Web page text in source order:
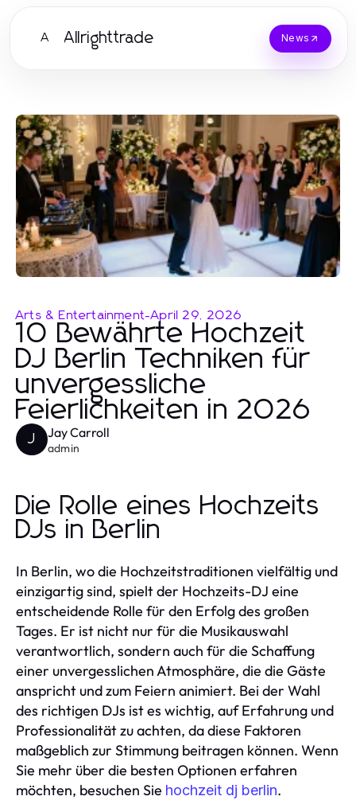
A Allrighttrade News
Arts & Entertainment-April 29, 2026
10 Bewährte Hochzeit
DJ Berlin Techniken für
unvergessliche
Feierlichkeiten in 2026
J Jay Carroll
admin
Die Rolle eines Hochzeits
DJs in Berlin
In Berlin, wo die Hochzeitstraditionen vielfältig und
einzigartig sind, spielt der Hochzeits-DJ eine
entscheidende Rolle für den Erfolg des großen
Tages. Er ist nicht nur für die Musikauswahl
verantwortlich, sondern auch für die Schaffung
einer unvergesslichen Atmosphäre, die die Gäste
anspricht und zum Feiern animiert. Bei der Wahl
des richtigen DJs ist es wichtig, auf Erfahrung und
Professionalität zu achten, da diese Faktoren
maßgeblich zur Stimmung beitragen können. Wenn
Sie mehr über die besten Optionen erfahren
möchten, besuchen Sie hochzeit dj berlin.